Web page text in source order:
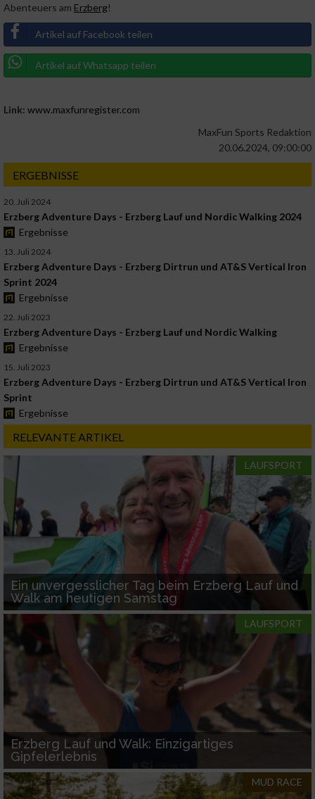
Abenteuers am Erzberg!
Artikel auf Facebook teilen
Artikel auf Whatsapp teilen
Link: www.maxfunregister.com
MaxFun Sports Redaktion
20.06.2024, 09:00:00
ERGEBNISSE
20. Juli 2024
Erzberg Adventure Days - Erzberg Lauf und Nordic Walking 2024
Ergebnisse
13. Juli 2024
Erzberg Adventure Days - Erzberg Dirtrun und AT&S Vertical Iron
Sprint 2024
Ergebnisse
22. Juli 2023
Erzberg Adventure Days - Erzberg Lauf und Nordic Walking
Ergebnisse
15. Juli 2023
Erzberg Adventure Days - Erzberg Dirtrun und AT&S Vertical Iron
Sprint
Ergebnisse
RELEVANTE ARTIKEL
LAUFSPORT
Ein unvergesslicher Tag beim Erzberg Lauf und
Walk am heutigen Samstag
LAUFSPORT
Erzberg Lauf und Walk: Einzigartiges
Gipfelerlebnis
MUD RACE